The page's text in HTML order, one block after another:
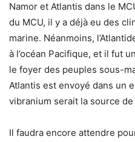
Namor et Atlantis dans le
du MCU, il y a déjà eu des
marine. Néanmoins,
à l’océan Pacifique, et il fut
le foyer des peuples sous-
Atlantis est envoyé dans un
vibranium serait la source
Il faudra encore attendre